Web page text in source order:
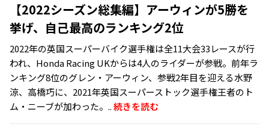
【2022シーズン総集編】アーウィンが5勝を
挙げ、自己最高のランキング2位
2022年の英国スーパーバイク選手権は全11大会33レースが行
われ、Honda Racing UKからは4人のライダーが参戦。前年ラ
ンキング8位のグレン・アーウィン、参戦2年目を迎える水野
涼、高橋巧に、2021年英国スーパーストック選手権王者のト
ム・ニーブが加わった。..続きを読む